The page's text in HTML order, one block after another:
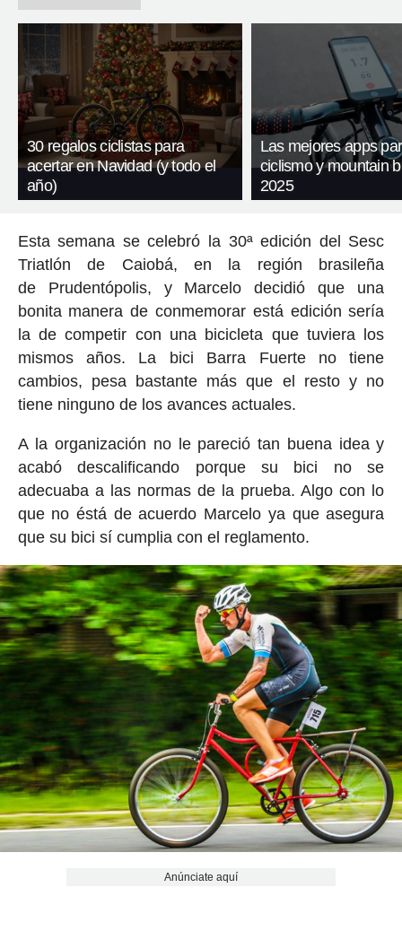
30 regalos ciclistas para
acertar en Navidad (y todo el
año)
Las mejores apps
ciclismo y mountain
2025
Esta semana se celebró la 30ª edición del Sesc
Triatlón de Caiobá, en la región brasileña
de Prudentópolis, y Marcelo decidió que una
bonita manera de conmemorar está edición sería
la de competir con una bicicleta que tuviera los
mismos años. La bici Barra Fuerte no tiene
cambios, pesa bastante más que el resto y no
tiene ninguno de los avances actuales.
A la organización no le pareció tan buena idea y
acabó descalificando porque su bici no se
adecuaba a las normas de la prueba. Algo con lo
que no éstá de acuerdo Marcelo ya que asegura
que su bici sí cumplia con el reglamento.
Anúnciate aquí